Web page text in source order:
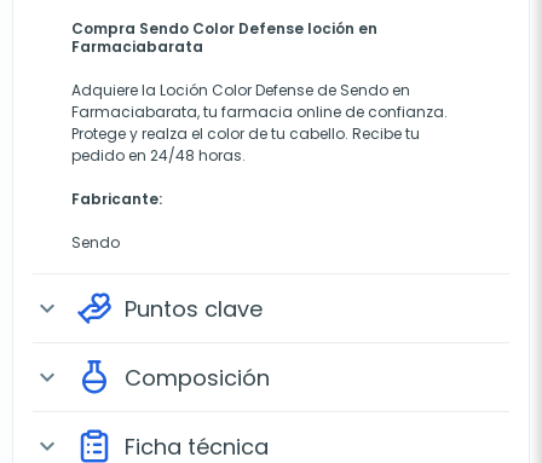
Compra Sendo Color Defense loción en
Farmaciabarata
Adquiere la Loción Color Defense de Sendo en
Farmaciabarata, tu farmacia online de confianza.
Protege y realza el color de tu cabello. Recibe tu
pedido en 24/48 horas.
Fabricante:
Sendo
expand_more Puntos clave
expand_more Composición
expand_more Ficha técnica